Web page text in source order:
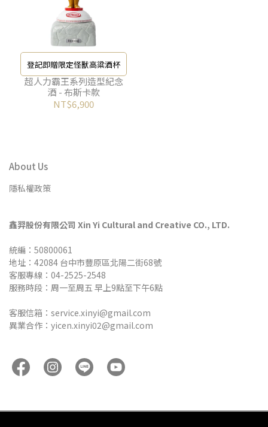
登記即贈限定怪獸高粱酒杯
超人力霸王系列造型紀念
酒 - 布斯卡款
NT$6,900
About Us
隱私權政策
鑫羿股份有限公司 Xin Yi Cultural and Creative CO., LTD.
統編：50800061
地址：42084 台中市豐原區北陽二街68號
客服專線：04-2525-2548
服務時段：周一至周五 早上9點至下午6點
客服信箱：service.xinyi@gmail.com
異業合作：yicen.xinyi02@gmail.com